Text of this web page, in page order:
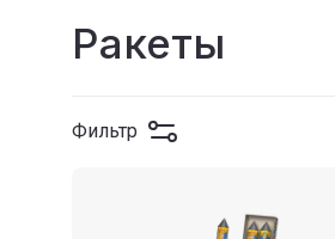
Ракеты
Фильтр